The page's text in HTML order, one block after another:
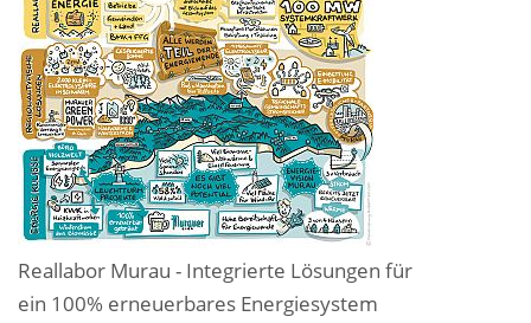
Reallabor Murau - Integrierte Lösungen für
ein 100% erneuerbares Energiesystem